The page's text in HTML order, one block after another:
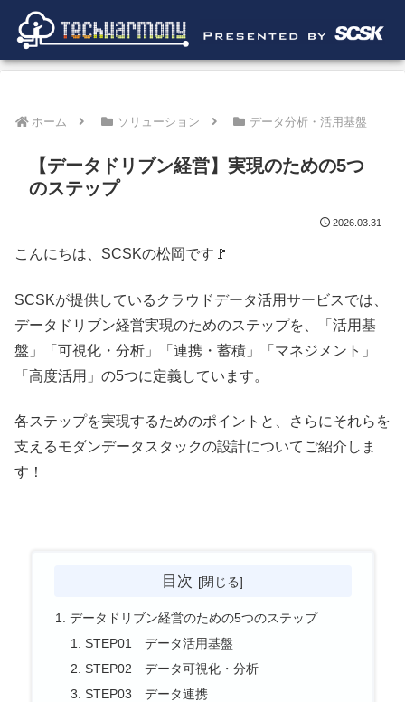
ホーム ソリューション データ分析・活用基盤
【データドリブン経営】実現のための5つ
のステップ
2026.03.31
こんにちは、SCSKの松岡です🚩
SCSKが提供しているクラウドデータ活用サービスでは、
データドリブン経営実現のためのステップを、「活用基
盤」「可視化・分析」「連携・蓄積」「マネジメント」
「高度活用」の5つに定義しています。
各ステップを実現するためのポイントと、さらにそれらを
支えるモダンデータスタックの設計についてご紹介しま
す！
目次
データドリブン経営のための5つのステップ
STEP01 データ活用基盤
STEP02 データ可視化・分析
STEP03 データ連携